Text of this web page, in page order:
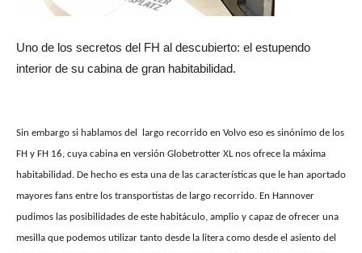
Uno de los secretos del FH al descubierto: el estupendo
interior de su cabina de gran habitabilidad.
Sin embargo si hablamos del
largo recorrido en Volvo eso es sinónimo de los
FH y FH 16, cuya cabina en versión Globetrotter XL nos ofrece la máxima
habitabilidad. De hecho es esta una de las características que le han aportado
mayores fans entre los transportistas de largo recorrido. En Hannover
pudimos las posibilidades de este habitáculo, amplio y capaz de ofrecer una
mesilla que podemos utilizar tanto desde la litera como desde el asiento del